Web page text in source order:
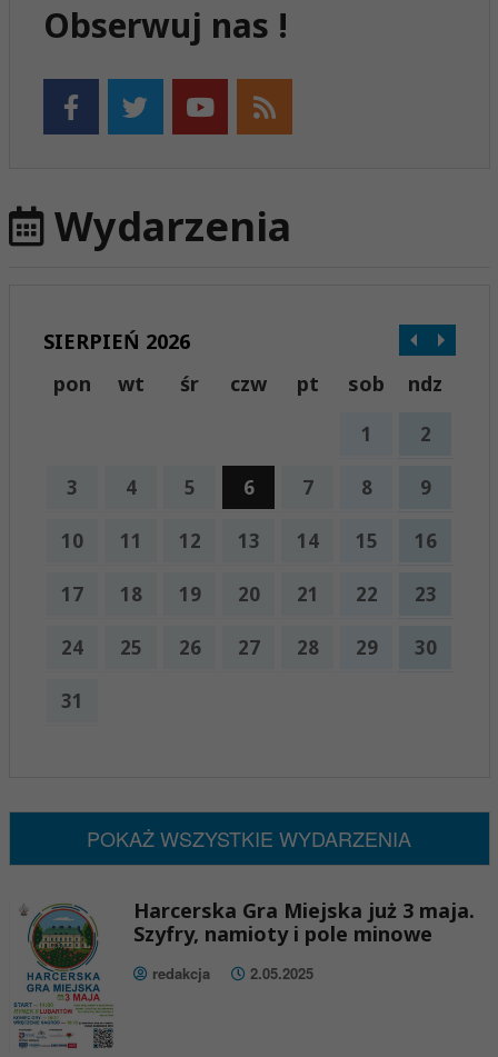
Obserwuj nas !
Wydarzenia
SIERPIEŃ 2026
pon
wt śr czw pt sob ndz
1 2
3 4 5 6 7 8 9
10 11 12 13 14 15 16
17 18 19 20 21 22 23
24 25 26 27 28 29 30
31
POKAŻ WSZYSTKIE WYDARZENIA
Harcerska Gra Miejska już 3 maja.
Szyfry, namioty i pole minowe
redakcja 2.05.2025